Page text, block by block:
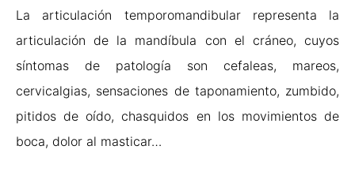
La articulación temporomandibular representa la
articulación de la mandíbula con el cráneo, cuyos
síntomas de patología son cefaleas, mareos,
cervicalgias, sensaciones de taponamiento, zumbido,
pitidos de oído, chasquidos en los movimientos de
boca, dolor al masticar…